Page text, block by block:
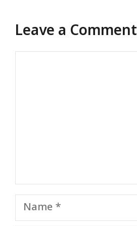
Leave a Comment
Name